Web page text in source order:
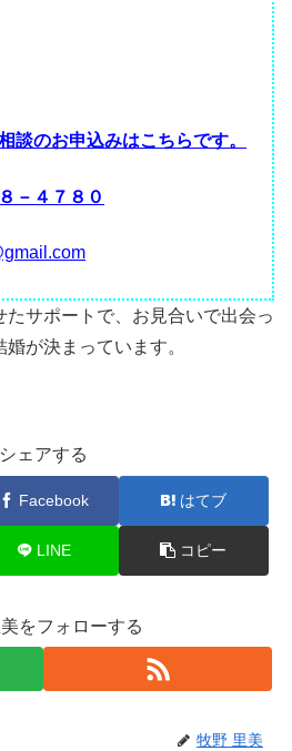
談のお申込みはこちらです。
－４７８０
サポートで、お見合いで出会っ
が決まっています。
シェアする
Facebook はてブ
LINE コピー
をフォローする
牧野 里美